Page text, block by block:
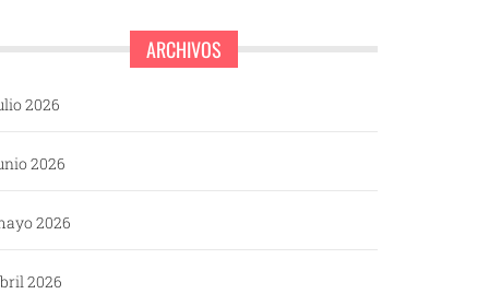
ARCHIVOS
2026
2026
2026
2026